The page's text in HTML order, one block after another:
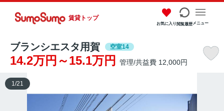
賃貸トップ
お気に入り閲覧履歴メニュー
ブランシエスタ用賀 空室14
14.2万円～15.1万円 管理/共益費 12,000円
1 /21